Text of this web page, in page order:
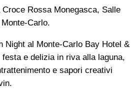
Rossa Monegasca, Salle
Carlo.
Night al Monte-Carlo Bay Hotel &
e delizia in riva alla laguna,
e sapori creativi